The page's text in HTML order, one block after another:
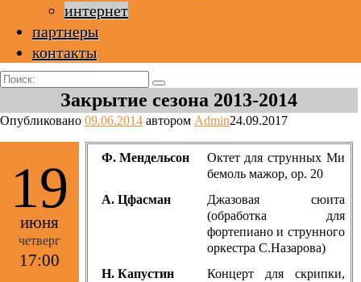
интернет
партнеры
контакты
Поиск:
Закрытие сезона 2013-2014
Опубликовано 09.06.2014 автором Admin24.09.2017
19
июня
четверг
17:00
Ф. Мендельсон
Октет для струнных Ми
бемоль мажор, op. 20
А. Цфасман
Джазовая сюита
(обработка для
фортепиано и струнного
оркестра С.Назарова)
Н. Капустин
Концерт для скрипки,